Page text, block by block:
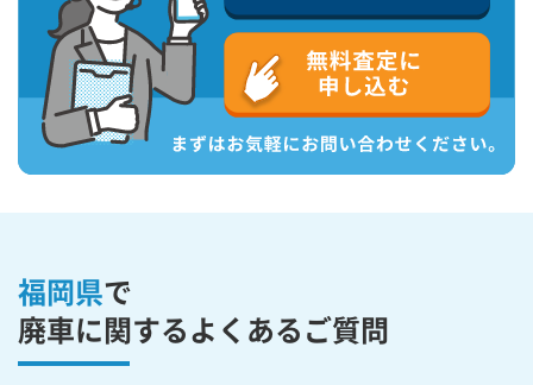
福岡県で
廃車に関するよくあるご質問